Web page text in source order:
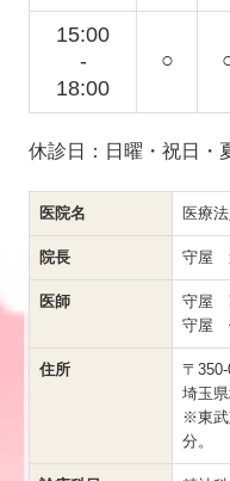
15:00
-
18:00
○
休診日：日曜・祝日・
医院名 医療
院長 守屋
医師
守屋
守屋
住所
〒
埼玉
※東武
分。